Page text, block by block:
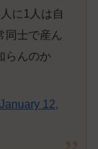
に1人は自
同士で産ん
らんのか
January 12,